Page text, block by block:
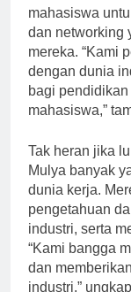
ternama di
mahasiswa
dan networking
mereka. “Kami
dengan dunia
bagi pendidikan
Tak heran jika
Mulya banyak
dunia kerja.
pengetahuan
industri, serta
“Kami bangga
dan